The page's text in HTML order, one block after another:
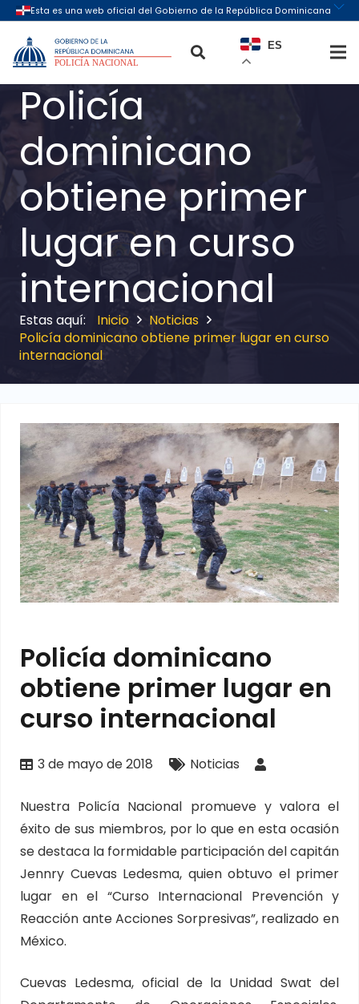
ES
Policía
dominicano
obtiene primer
lugar en curso
internacional
Inicio
Noticias
Policía dominicano obtiene primer lugar en curso
internacional
Policía dominicano
obtiene primer lugar en
curso internacional
3 de mayo de 2018 Noticias
Nuestra Policía Nacional promueve y valora el
éxito de sus miembros, por lo que en esta ocasión
se destaca la formidable participación del capitán
Jennry Cuevas Ledesma, quien obtuvo el primer
lugar en el “Curso Internacional Prevención y
Reacción ante Acciones Sorpresivas”, realizado en
México.
Cuevas Ledesma, oficial de la Unidad Swat del